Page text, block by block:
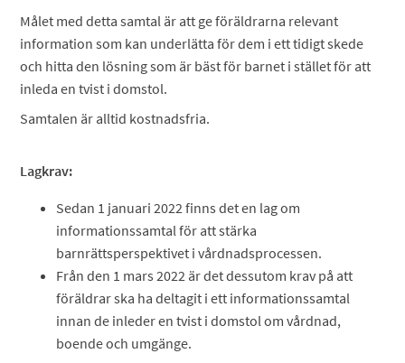
Målet med detta samtal är att ge föräldrarna relevant
information som kan underlätta för dem i ett tidigt skede
och hitta den lösning som är bäst för barnet i stället för att
inleda en tvist i domstol.
Samtalen är alltid kostnadsfria.
Lagkrav:
Sedan 1 januari 2022 finns det en lag om
informationssamtal för att stärka
barnrättsperspektivet i vårdnadsprocessen.
Från den 1 mars 2022 är det dessutom krav på att
föräldrar ska ha deltagit i ett informationssamtal
innan de inleder en tvist i domstol om vårdnad,
boende och umgänge.